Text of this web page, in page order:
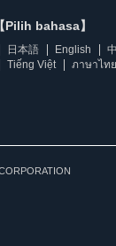
【Pilih bahasa】
日本語 English
Tiếng Việt
ภาษาไทย